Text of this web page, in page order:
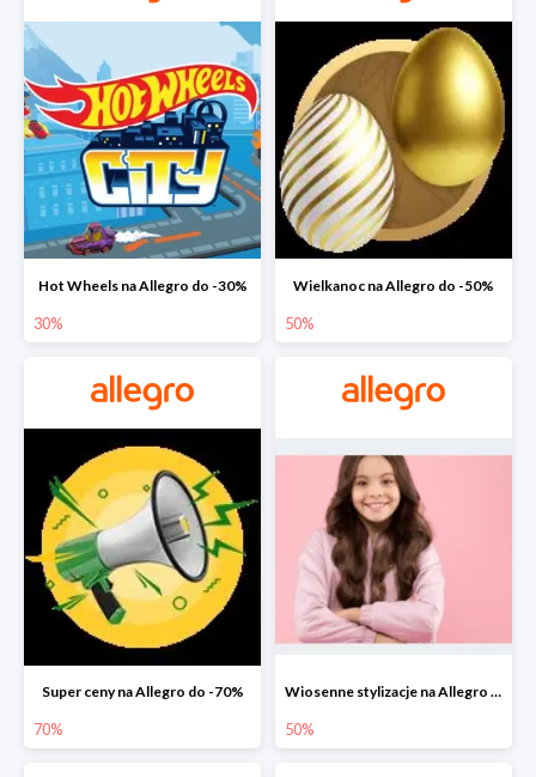
Hot Wheels na Allegro do -30%
30%
Wielkanoc na Allegro do -50%
50%
Super ceny na Allegro do -70%
70%
Wiosenne stylizacje na Allegro do -50%
50%